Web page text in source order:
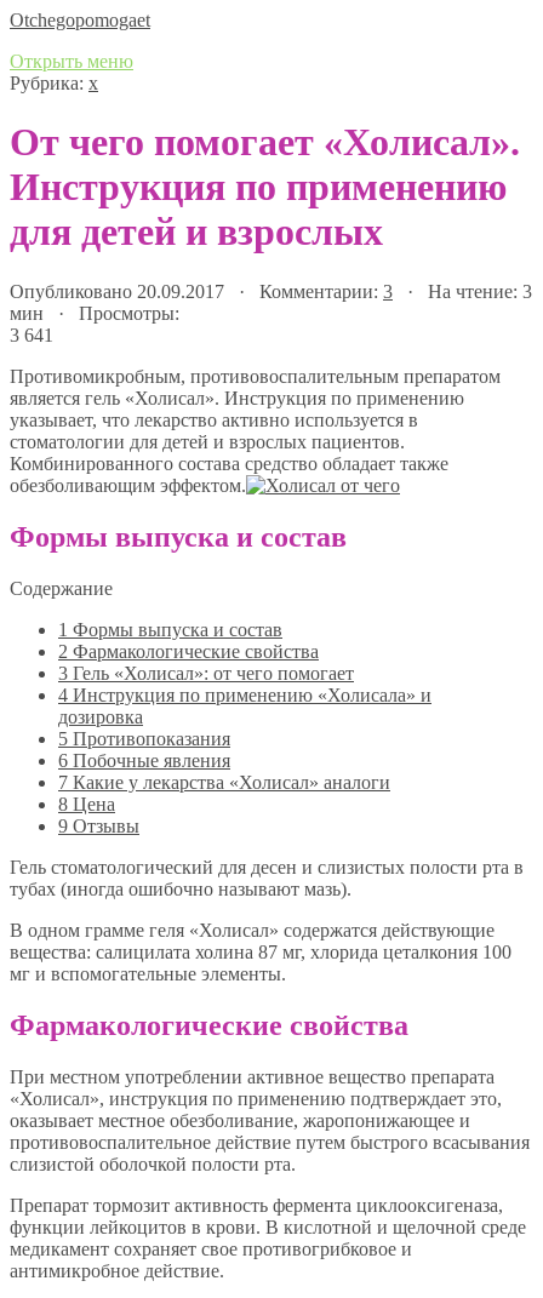
Оtchegopomogaet
Открыть меню
Рубрика: х
От чего помогает «Холисал».
Инструкция по применению
для детей и взрослых
Опубликовано 20.09.2017 · Комментарии: 3 · На чтение: 3
мин · Просмотры:
3 641
Противомикробным, противовоспалительным препаратом
является гель «Холисал». Инструкция по применению
указывает, что лекарство активно используется в
стоматологии для детей и взрослых пациентов.
Комбинированного состава средство обладает также
обезболивающим эффектом.
Формы выпуска и состав
Содержание
1 Формы выпуска и состав
2 Фармакологические свойства
3 Гель «Холисал»: от чего помогает
4 Инструкция по применению «Холисала» и
дозировка
5 Противопоказания
6 Побочные явления
7 Какие у лекарства «Холисал» аналоги
8 Цена
9 Отзывы
Гель стоматологический для десен и слизистых полости рта в
тубах (иногда ошибочно называют мазь).
В одном грамме геля «Холисал» содержатся действующие
вещества: салицилата холина 87 мг, хлорида цеталкония 100
мг и вспомогательные элементы.
Фармакологические свойства
При местном употреблении активное вещество препарата
«Холисал», инструкция по применению подтверждает это,
оказывает местное обезболивание, жаропонижающее и
противовоспалительное действие путем быстрого всасывания
слизистой оболочкой полости рта.
Препарат тормозит активность фермента циклооксигеназа,
функции лейкоцитов в крови. В кислотной и щелочной среде
медикамент сохраняет свое противогрибковое и
антимикробное действие.